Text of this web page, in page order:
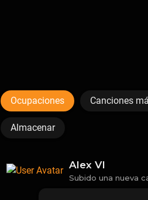
Ocupaciones Canciones
Almacenar
Alex VI
Subido una nueva